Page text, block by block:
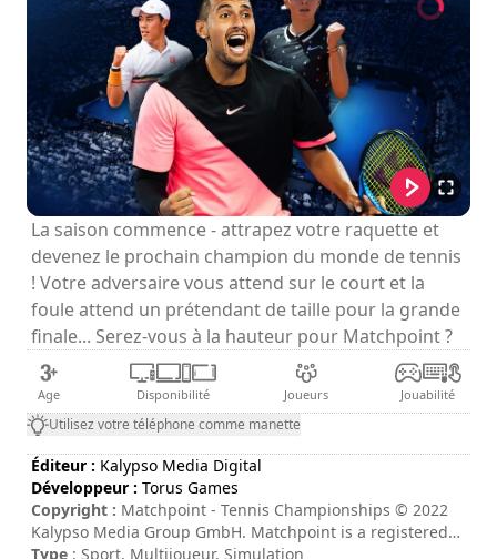
La saison commence - attrapez votre raquette et
devenez le prochain champion du monde de tennis
! Votre adversaire vous attend sur le court et la
foule attend un prétendant de taille pour la grande
finale... Serez-vous à la hauteur pour Matchpoint ?
Age Disponibilité Joueurs Jouabilité
Utilisez votre téléphone comme manette
Éditeur : Kalypso Media Digital
Développeur : Torus Games
Copyright : Matchpoint - Tennis Championships © 2022
Kalypso Media Group GmbH. Matchpoint is a registered
trademark of Kalypso Media Group GmbH. Published by
Type : Sport, Multijoueur, Simulation